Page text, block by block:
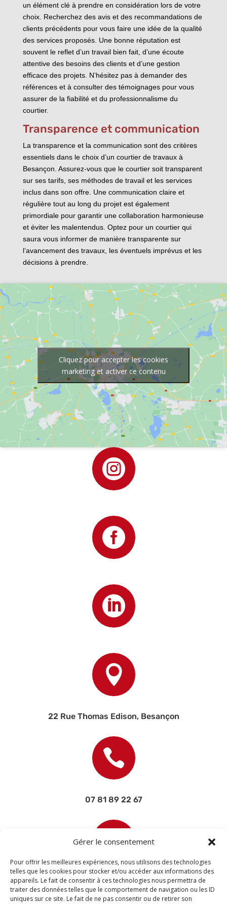
Gérer le consentement
Pour offrir les meilleures expériences, nous utilisons des technologies
telles que les cookies pour stocker et/ou accéder aux informations des
appareils. Le fait de consentir à ces technologies nous permettra de
traiter des données telles que le comportement de navigation ou les ID
uniques sur ce site. Le fait de ne pas consentir ou de retirer son
un élément clé à prendre en considération lors de votre
choix. Recherchez des avis et des recommandations de
clients précédents pour vous faire une idée de la qualité
des services proposés. Une bonne réputation est
souvent le reflet d’un travail bien fait, d’une écoute
attentive des besoins des clients et d’une gestion
efficace des projets. N’hésitez pas à demander des
références et à consulter des témoignages pour vous
assurer de la fiabilité et du professionnalisme du
courtier.
Transparence et communication
La transparence et la communication sont des critères
essentiels dans le choix d’un courtier de travaux à
Besançon. Assurez-vous que le courtier soit transparent
sur ses tarifs, ses méthodes de travail et les services
inclus dans son offre. Une communication claire et
régulière tout au long du projet est également
primordiale pour garantir une collaboration harmonieuse
et éviter les malentendus. Optez pour un courtier qui
saura vous informer de manière transparente sur
l’avancement des travaux, les éventuels imprévus et les
décisions à prendre.
Cliquez pour accepter les cookies
marketing et activer ce contenu




22 Rue Thomas Edison, Besançon

07 81 89 22 67

contact@devisettravaux.fr